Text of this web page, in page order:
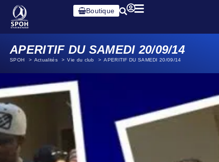
Boutique
APERITIF DU SAMEDI 20/09/14
SPOH Actualités Vie du club APERITIF DU SAMEDI 20/09/14